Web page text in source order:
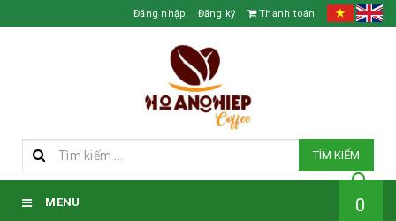
Đăng nhập Đăng ký Thanh toán
TÌM KIẾM
MENU 0